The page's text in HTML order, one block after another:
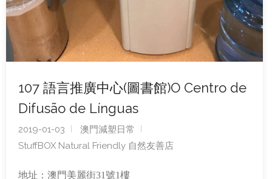
107 語言推廣中心(圖書館)O Centro de
Difusão de Línguas
2019-01-03
澳門減塑日常
StuffBOX Natural Friendly 自然友善店
地址：澳門美麗街31號1樓